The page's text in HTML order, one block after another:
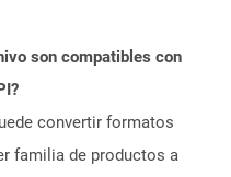
son compatibles con
convertir formatos
familia de productos a